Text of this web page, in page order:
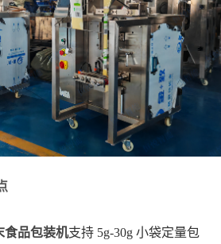
食品包装机支持 5g-30g 小袋定量包